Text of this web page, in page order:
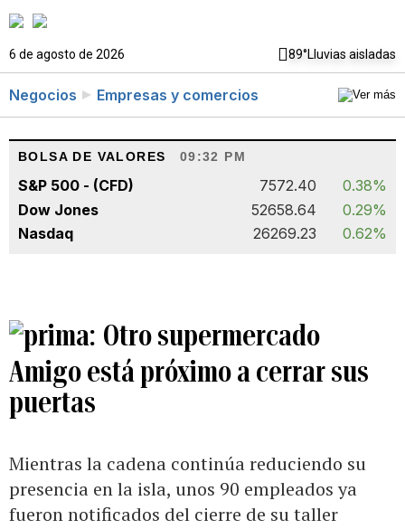
6 de agosto de 2026 89°Lluvias aisladas
Negocios Empresas y comercios
BOLSA DE VALORES 09:32 PM
S&P 500 - (CFD) 7572.40
0.38%
Dow Jones
52658.64
0.29%
Nasdaq
26269.23 0.62%
Otro supermercado
Amigo está próximo a cerrar sus
puertas
Mientras la cadena continúa reduciendo su
presencia en la isla, unos 90 empleados ya
fueron notificados del cierre de su taller